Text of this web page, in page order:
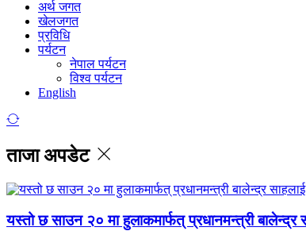
अर्थ जगत
खेलजगत
प्रविधि
पर्यटन
नेपाल पर्यटन
विश्व पर्यटन
English
ताजा अपडेट
यस्तो छ साउन २० मा हुलाकमार्फत् प्रधानमन्त्री बालेन्द्र